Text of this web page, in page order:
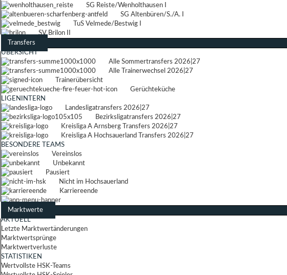
SG Reiste/Wenholthausen I
SG Altenbüren/S./A. I
TuS Velmede/Bestwig I
SV Brilon II
Transfers
ÜBERSICHT
Alle Sommertransfers 2026|27
Alle Trainerwechsel 2026|27
Trainerübersicht
Gerüchteküche
LIGENINTERN
Landesligatransfers 2026|27
Bezirksligatransfers 2026|27
Kreisliga A Arnsberg Transfers 2026|27
Kreisliga A Hochsauerland Transfers 2026|27
BESONDERE TEAMS
Vereinslos
Unbekannt
Pausiert
Nicht im Hochsauerland
Karriereende
Marktwerte
AKTUELL
Letzte Marktwertänderungen
Marktwertsprünge
Marktwertverluste
STATISTIKEN
Wertvollste HSK-Teams